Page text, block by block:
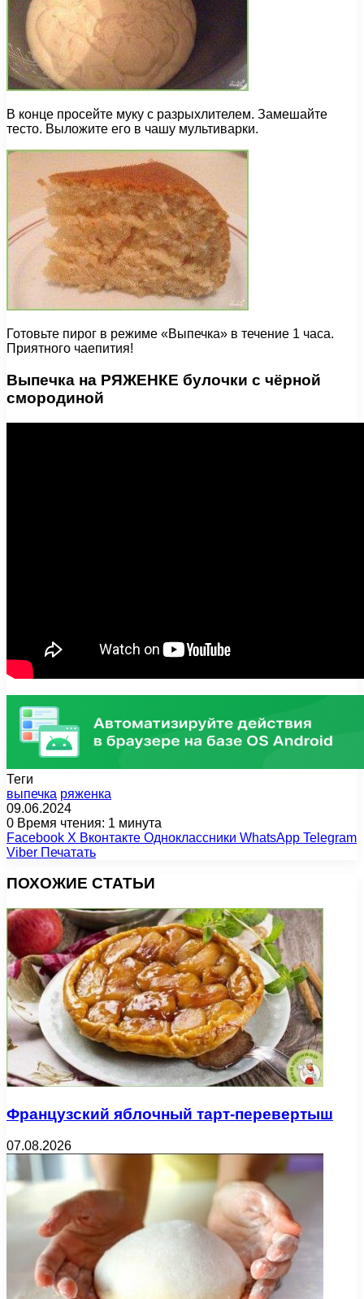
В конце просейте муку с разрыхлителем. Замешайте
тесто. Выложите его в чашу мультиварки.
Готовьте пирог в режиме «Выпечка» в течение 1 часа.
Приятного чаепития!
Выпечка на РЯЖЕНКЕ булочки с чёрной
смородиной
Теги
выпечка ряженка
09.06.2024
0 Время чтения: 1 минута
Facebook X Вконтакте Одноклассники WhatsApp Telegram
Viber Печатать
ПОХОЖИЕ СТАТЬИ
Французский яблочный тарт-перевертыш
07.08.2026